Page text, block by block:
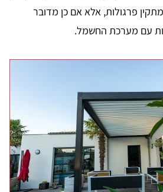
פרגולות, אלא אם כן מדובר
עם מערכת החשמל.